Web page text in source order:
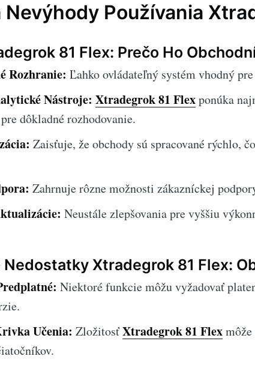
Používania
81 Flex: Prečo Ho
Rozhranie: Ľahko ovládateľný systém vhodný
Nástroje: Xtradegrok 81 Flexponúka
dôkladné rozhodovanie.
Zaisťuje, že obchody sú spracované rýchlo,
Zahrnuje rôzne možnosti zákazníckej
Neustále zlepšovania pre vyššiu
Xtradegrok 81 Flex:
Niektoré funkcie môžu vyžadovať
Učenia: ZložitosťXtradegrok 81 Flex